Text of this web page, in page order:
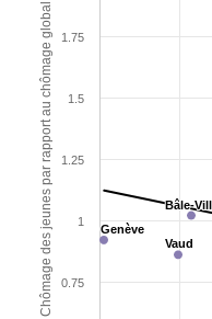
Chômage des jeunes par rapport au chômage global Bâle-
Bâle-
Genève
Genève
Vaud
Vaud
0.75
1
1.25
1.5
1.75